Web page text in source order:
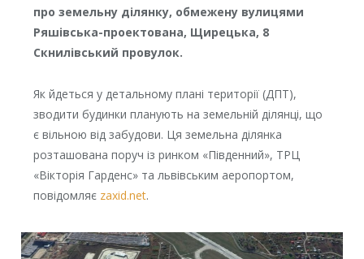
про земельну ділянку, обмежену вулицями
Ряшівська-проектована, Щирецька, 8
Скнилівський провулок.
Як йдеться у детальному плані території (ДПТ),
зводити будинки планують на земельній ділянці, що
є вільною від забудови. Ця земельна ділянка
розташована поруч із ринком «Південний», ТРЦ
«Вікторія Гарденс» та львівським аеропортом,
повідомляє zaxid.net.